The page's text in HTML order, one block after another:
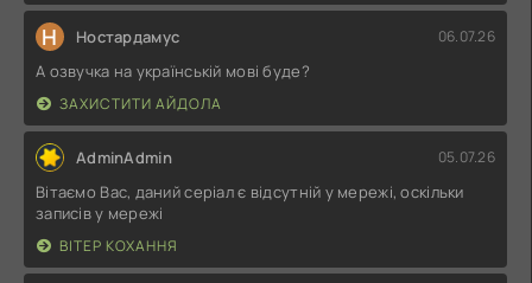
Н Ностардамус 06.07.26
А озвучка на українській мові буде?
ЗАХИСТИТИ АЙДОЛА
AdminAdmin 05.07.26
Вітаємо Вас, даний серіал є відсутній у мережі, оскільки
записів у мережі
ВІТЕР КОХАННЯ